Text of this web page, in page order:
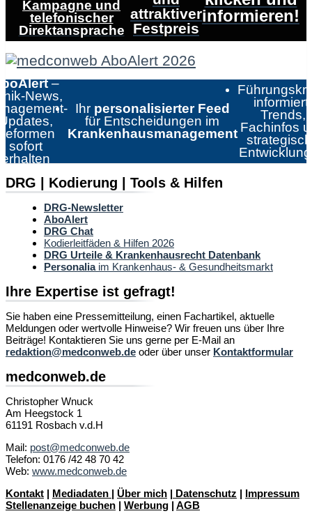
Kampagne und
telefonischer
Direktansprache
attraktiver
Festpreis
informieren!
–
News,
sofort
erhalten
Ihr personalisierter Feed
für Entscheidungen im
Krankenhausmanagement
informiert:
Trends,
Fachinfos
DRG | Kodierung | Tools & Hilfen
DRG-Newsletter
AboAlert
DRG Chat
Kodierleitfäden & Hilfen 2026
DRG Urteile & Krankenhausrecht Datenbank
Personaliaim Krankenhaus- & Gesundheitsmarkt
Ihre Expertise ist gefragt!
Sie haben eine Pressemitteilung, einen Fachartikel, aktuelle
Meldungen oder wertvolle Hinweise? Wir freuen uns über Ihre
Beiträge! Kontaktieren Sie uns gerne per E-Mail an
redaktion@medconweb.de oder über unser Kontaktformular
medconweb.de
Christopher Wnuck
Am Heegstock 1
61191 Rosbach v.d.H
Mail: post@medconweb.de
Telefon: 0176 /42 48 70 42
Web: www.medconweb.de
Kontakt | Mediadaten | Über mich | Datenschutz | Impressum
Stellenanzeige buchen | Werbung | AGB